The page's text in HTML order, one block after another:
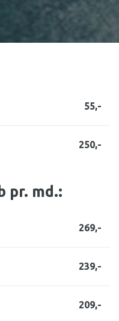
55,-
250,-
pr. md.:
269,-
239,-
209,-